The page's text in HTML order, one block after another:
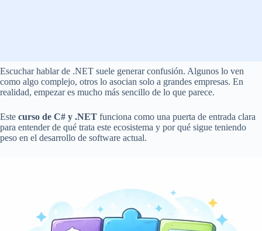
Escuchar hablar de .NET suele generar confusión. Algunos lo ven
como algo complejo, otros lo asocian solo a grandes empresas. En
realidad, empezar es mucho más sencillo de lo que parece.
Este curso de C# y .NET funciona como una puerta de entrada clara
para entender de qué trata este ecosistema y por qué sigue teniendo
peso en el desarrollo de software actual.